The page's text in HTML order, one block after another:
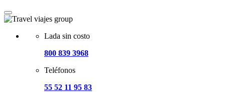
Lada sin costo
800 839 3968
Teléfonos
55 52 11 95 83